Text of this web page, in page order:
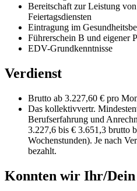
Bereitschaft zur Leistung
Feiertagsdiensten
Eintragung im
Führerschein B und eigener
EDV-Grundkenntnisse
Verdienst
Brutto ab 3.227,60 € pro
Das kollektivvertr.
Berufserfahrung und
3.227,6 bis € 3.651,3 brutto
Wochenstunden). Je nach
bezahlt.
Konnten wir Ihr/Dein